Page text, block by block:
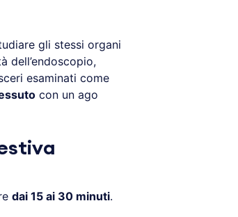
gli stessi organi
dell’endoscopio,
esaminati come
con un ago
dai 15 ai 30 minuti.